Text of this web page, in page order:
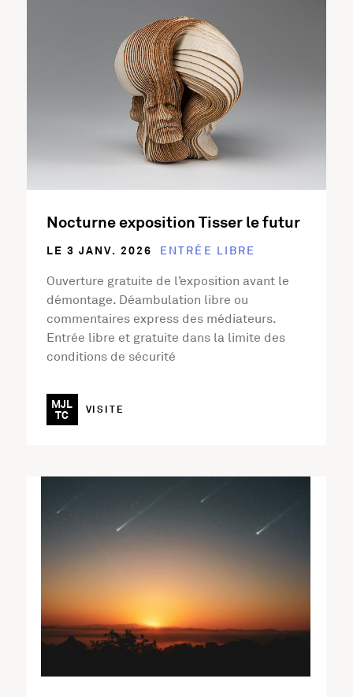
Nocturne exposition Tisser le futur
LE 3 JANV. 2026 ENTRÉE LIBRE
Ouverture gratuite de l’exposition avant le
démontage. Déambulation libre ou
commentaires express des médiateurs.
Entrée libre et gratuite dans la limite des
conditions de sécurité
MJL
TC
VISITE
En savoir plus sur l'activité Mystères de cosmos